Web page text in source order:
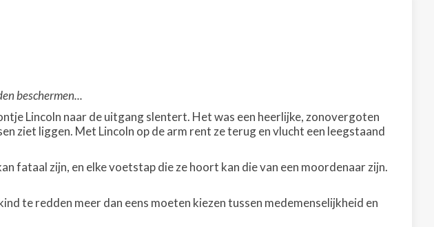
beschermen...
Lincoln naar de uitgang slentert. Het was een heerlijke, zonovergoten
ziet liggen. Met Lincoln op de arm rent ze terug en vlucht een leegstaand
fataal zijn, en elke voetstap die ze hoort kan die van een moordenaar zijn.
te redden meer dan eens moeten kiezen tussen medemenselijkheid en